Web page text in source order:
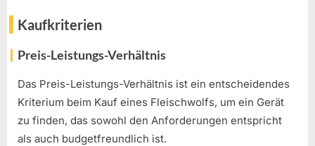
Kaufkriterien
Preis-Leistungs-Verhältnis
Das Preis-Leistungs-Verhältnis ist ein entscheidendes
Kriterium beim Kauf eines Fleischwolfs, um ein Gerät
zu finden, das sowohl den Anforderungen entspricht
als auch budgetfreundlich ist.